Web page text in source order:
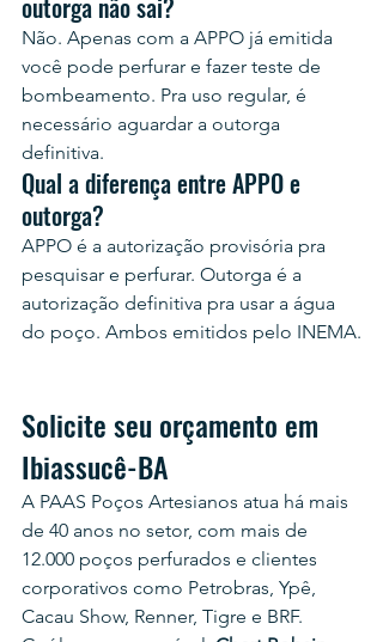
outorga não sai?
Não. Apenas com a APPO já emitida
você pode perfurar e fazer teste de
bombeamento. Pra uso regular, é
necessário aguardar a outorga
definitiva.
Qual a diferença entre APPO e
outorga?
APPO é a autorização provisória pra
pesquisar e perfurar. Outorga é a
autorização definitiva pra usar a água
do poço. Ambos emitidos pelo INEMA.
Solicite seu orçamento em
Ibiassucê-BA
A PAAS Poços Artesianos atua há mais
de 40 anos no setor, com mais de
12.000 poços perfurados e clientes
corporativos como Petrobras, Ypê,
Cacau Show, Renner, Tigre e BRF.